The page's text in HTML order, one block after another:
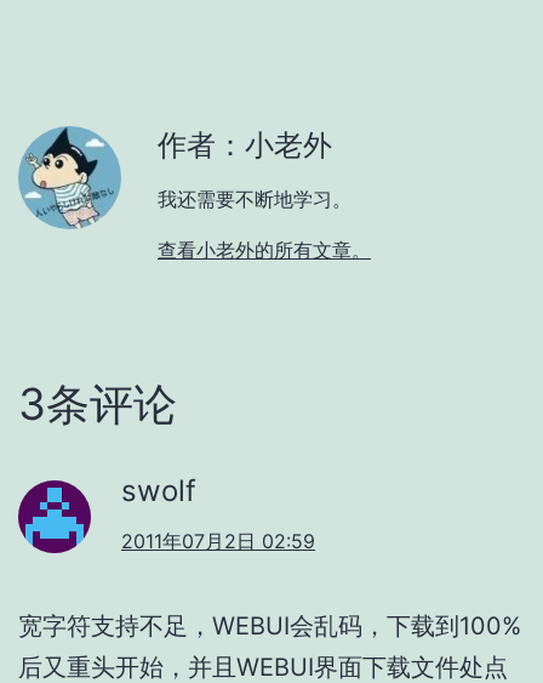
作者：小老外
我还需要不断地学习。
查看小老外的所有文章。
3条评论
swolf
2011年07月2日 02:59
宽字符支持不足，WEBUI会乱码，下载到100%
后又重头开始，并且WEBUI界面下载文件处点